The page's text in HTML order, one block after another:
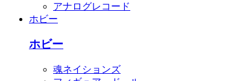
アナログレコード
ホビー
ホビー
魂ネイションズ